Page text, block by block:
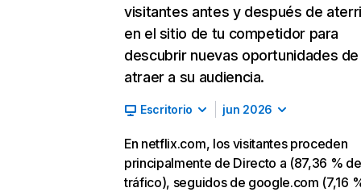
visitantes antes y después de
en el sitio de tu competidor para
descubrir nuevas oportunidades de
atraer a su audiencia.
Escritorio jun 2026
En netflix.com, los visitantes proceden
principalmente de Directo a (87,36 % de
tráfico), seguidos de google.com (7,16